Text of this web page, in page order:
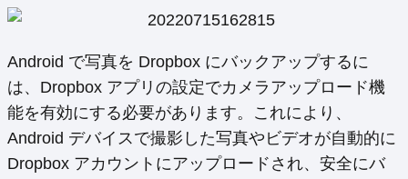
Android で写真を Dropbox にバックアップするに
は、Dropbox アプリの設定でカメラアップロード機
能を有効にする必要があります。これにより、
Android デバイスで撮影した写真やビデオが自動的に
Dropbox アカウントにアップロードされ、安全にバ